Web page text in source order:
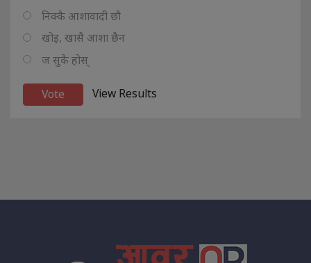
निक्कै आशावादी छौ
खोइ, खासै आशा छैन
ज सुकै होस्
View Results